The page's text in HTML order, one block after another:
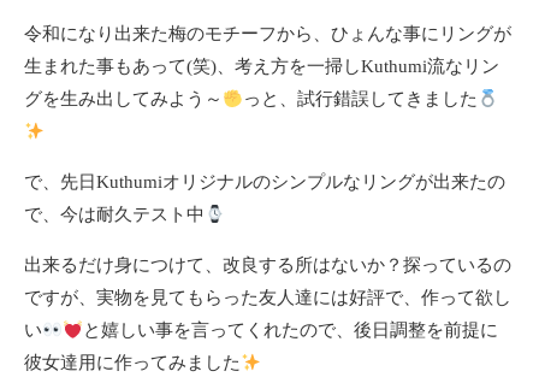
令和になり出来た梅のモチーフから、ひょんな事にリングが
生まれた事もあって(笑)、考え方を一掃しKuthumi流なリン
グを生み出してみよう～
っと、試行錯誤してきました
で、先日Kuthumiオリジナルのシンプルなリングが出来たの
で、今は耐久テスト中
出来るだけ身につけて、改良する所はないか？探っているの
ですが、実物を見てもらった友人達には好評で、作って欲し
い
と嬉しい事を言ってくれたので、後日調整を前提に
彼女達用に作ってみました